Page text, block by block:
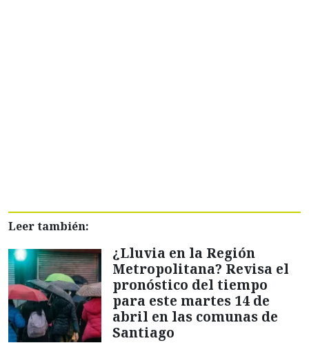
Leer también:
¿Lluvia en la Región
Metropolitana? Revisa el
pronóstico del tiempo
para este martes 14 de
abril en las comunas de
Santiago